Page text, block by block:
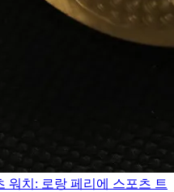
워치: 로랑 페리에 스포츠 트